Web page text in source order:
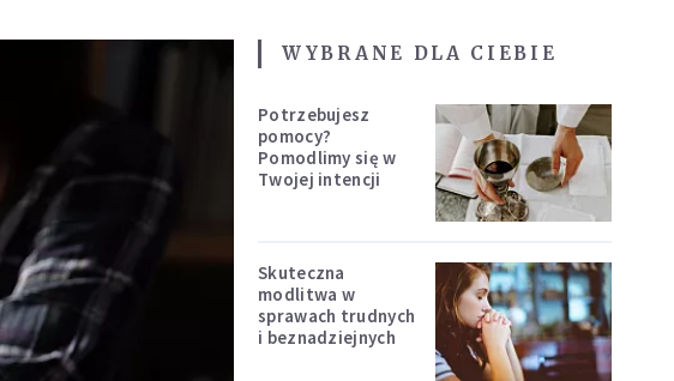
WYBRANE DLA CIEBIE
Potrzebujesz
pomocy?
Pomodlimy się w
Twojej intencji
Skuteczna
modlitwa w
sprawach trudnych
i beznadziejnych